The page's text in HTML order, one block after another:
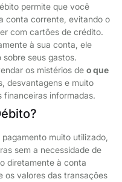
permite que você
conta corrente, evitando o
com cartões de crédito.
à sua conta, ele
seus gastos.
os mistérios de o que
desvantagens e muito
financeiras informadas.
muito utilizado,
sem a necessidade de
diretamente à conta
os valores das transações